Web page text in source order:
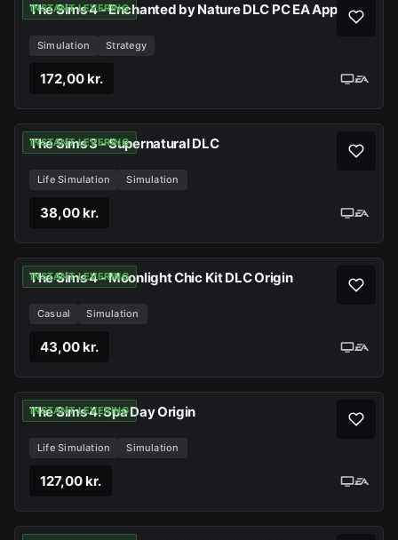
INSTANT LEVERING
The Sims 4 - Enchanted by Nature DLC PC EA App
Simulation Strategy
172,00 kr.
INSTANT LEVERING
The Sims 3 - Supernatural DLC
Life Simulation Simulation
38,00 kr.
INSTANT LEVERING
The Sims 4 - Moonlight Chic Kit DLC Origin
Casual Simulation
43,00 kr.
INSTANT LEVERING
The Sims 4: Spa Day Origin
Life Simulation Simulation
127,00 kr.